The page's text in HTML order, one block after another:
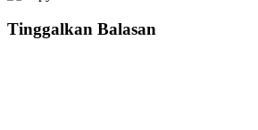
Tinggalkan Balasan